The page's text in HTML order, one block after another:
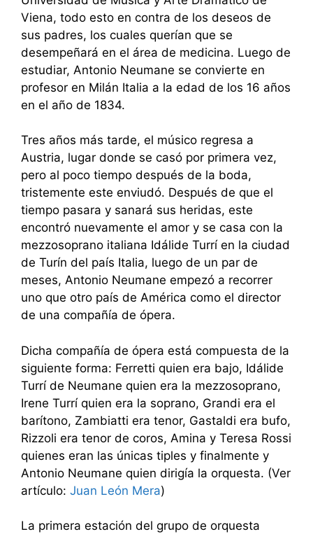
Viena, todo esto en contra de los deseos de
sus padres, los cuales querían que se
desempeñará en el área de medicina. Luego de
estudiar, Antonio Neumane se convierte en
profesor en Milán Italia a la edad de los 16 años
en el año de 1834.
Tres años más tarde, el músico regresa a
Austria, lugar donde se casó por primera vez,
pero al poco tiempo después de la boda,
tristemente este enviudó. Después de que el
tiempo pasara y sanará sus heridas, este
encontró nuevamente el amor y se casa con la
mezzosoprano italiana Idálide Turrí en la ciudad
de Turín del país Italia, luego de un par de
meses, Antonio Neumane empezó a recorrer
uno que otro país de América como el director
de una compañía de ópera.
Dicha compañía de ópera está compuesta de la
siguiente forma: Ferretti quien era bajo, Idálide
Turrí de Neumane quien era la mezzosoprano,
Irene Turrí quien era la soprano, Grandi era el
barítono, Zambiatti era tenor, Gastaldi era bufo,
Rizzoli era tenor de coros, Amina y Teresa Rossi
quienes eran las únicas tiples y finalmente y
Antonio Neumane quien dirigía la orquesta. (Ver
artículo: Juan León Mera)
La primera estación del grupo de orquesta